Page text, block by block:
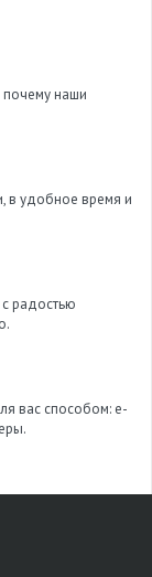
почему наши
в удобное время и
радостью
вас способом: e-